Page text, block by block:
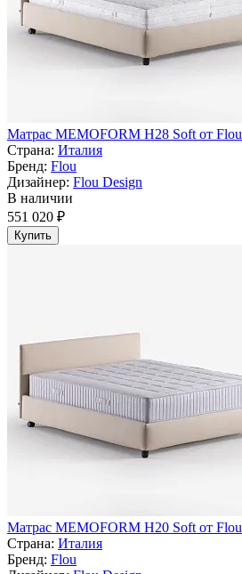
Матрас MEMOFORM H28 Soft от Flou
Страна: Италия
Бренд: Flou
Дизайнер: Flou Design
В наличии
551 020 ₽
Купить
Матрас MEMOFORM H20 Soft от Flou
Страна: Италия
Бренд: Flou